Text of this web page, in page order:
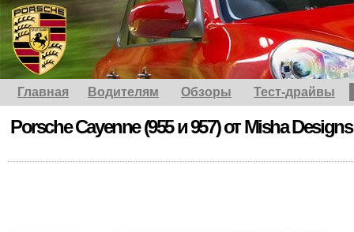
Главная Водителям Обзоры Тест-драйвы
Porsche Cayenne (955 и 957) от Misha Designs